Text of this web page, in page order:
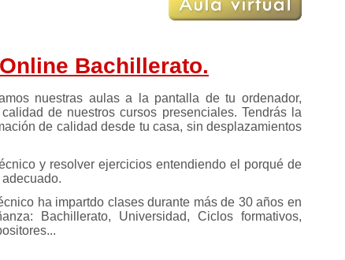
Bachillerato.
nuestras aulas a la pantalla de tu ordenador,
de nuestros cursos presenciales. Tendrás la
de calidad desde tu casa, sin desplazamientos
y resolver ejercicios entendiendo el porqué de
ha impartdo clases durante más de 30 años en
Bachillerato, Universidad, Ciclos formativos,